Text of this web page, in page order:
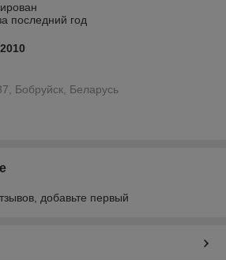
последний год
Бобруйск, Беларусь
добавьте первый